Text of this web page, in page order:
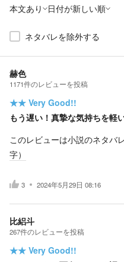
本文あり 日付が新しい順
ネタバレを除外する
赫色
1171件のレビューを投稿
★★ Very Good!!
もう遅い！真摯な気持ちを軽
このレビューは小説のネタバ
字）
3 2024年5月29日 08:16
比絽斗
267件のレビューを投稿
★★ Very Good!!